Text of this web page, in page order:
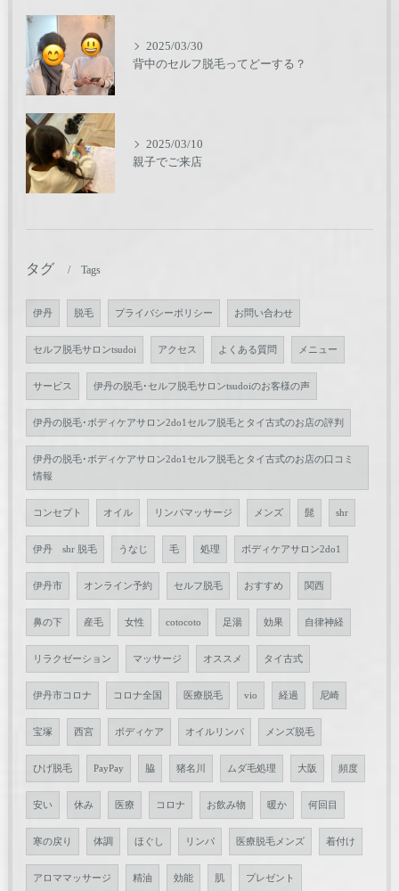
2025/03/30
背中のセルフ脱毛ってどーする？
2025/03/10
親子でご来店
タグ Tags
伊丹 脱毛 プライバシーポリシー お問い合わせ
セルフ脱毛サロンtsudoi アクセス よくある質問 メニュー
サービス 伊丹の脱毛･セルフ脱毛サロンtsudoiのお客様の声
伊丹の脱毛･ボディケアサロン2do1セルフ脱毛とタイ古式のお店の評判
伊丹の脱毛･ボディケアサロン2do1セルフ脱毛とタイ古式のお店の口コミ
情報
コンセプト オイル リンパマッサージ メンズ 髭 shr
伊丹 shr 脱毛 うなじ 毛 処理 ボディケアサロン2do1
伊丹市 オンライン予約 セルフ脱毛 おすすめ 関西
鼻の下 産毛 女性 cotocoto 足湯 効果 自律神経
リラクゼーション マッサージ オススメ タイ古式
伊丹市コロナ コロナ全国 医療脱毛 vio 経過 尼崎
宝塚 西宮 ボディケア オイルリンパ メンズ脱毛
ひげ脱毛 PayPay 脇 猪名川 ムダ毛処理 大阪 頻度
安い 休み 医療 コロナ お飲み物 暖か 何回目
寒の戻り 体調 ほぐし リンパ 医療脱毛メンズ 着付け
アロママッサージ 精油 効能 肌 プレゼント